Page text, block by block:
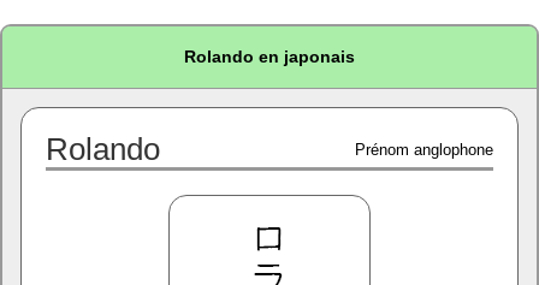
Rolando en japonais
Rolando Prénom anglophone